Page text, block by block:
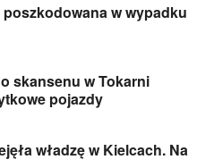
w wypadku
skansenu w Tokarni
pojazdy
władzę w Kielcach. Na